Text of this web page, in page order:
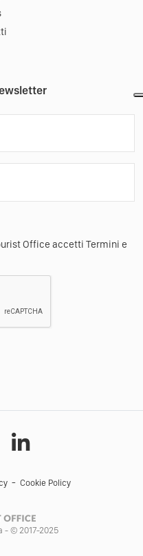
Office accetti Termini e
Cookie Policy
- © 2017-2025